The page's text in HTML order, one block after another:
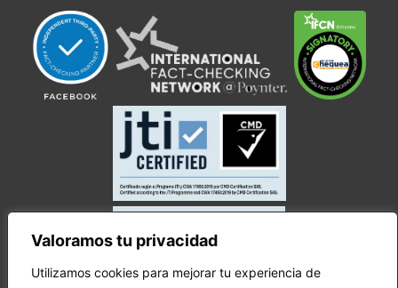
Valoramos tu privacidad
Utilizamos cookies para mejorar tu experiencia de